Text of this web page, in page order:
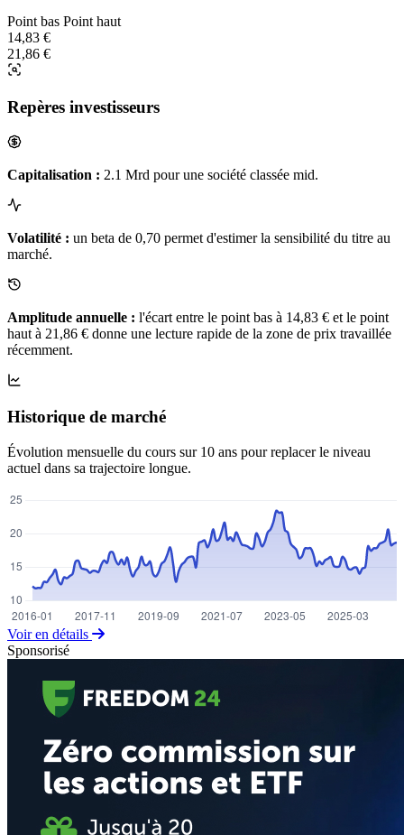
Point bas Point haut
14,83 €
21,86 €
Repères investisseurs
Capitalisation : 2.1 Mrd pour une société classée mid.
Volatilité : un beta de 0,70 permet d'estimer la sensibilité du titre au
marché.
Amplitude annuelle : l'écart entre le point bas à 14,83 € et le point
haut à 21,86 € donne une lecture rapide de la zone de prix travaillée
récemment.
Historique de marché
Évolution mensuelle du cours sur 10 ans pour replacer le niveau
actuel dans sa trajectoire longue.
Voir en détails
Sponsorisé